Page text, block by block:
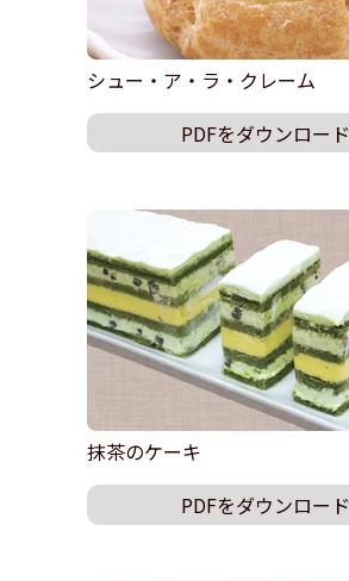
シュー・ア・ラ・クレーム
PDFをダウンロード
抹茶のケーキ
PDFをダウンロード